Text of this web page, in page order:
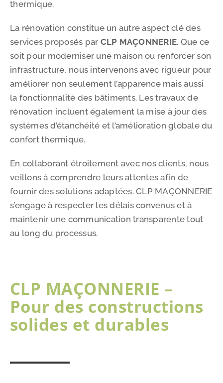
thermique.
La rénovation constitue un autre aspect clé des
services proposés par CLP MAÇONNERIE. Que ce
soit pour moderniser une maison ou renforcer son
infrastructure, nous intervenons avec rigueur pour
améliorer non seulement l’apparence mais aussi
la fonctionnalité des bâtiments. Les travaux de
rénovation incluent également la mise à jour des
systèmes d’étanchéité et l’amélioration globale du
confort thermique.
En collaborant étroitement avec nos clients, nous
veillons à comprendre leurs attentes afin de
fournir des solutions adaptées. CLP MAÇONNERIE
s’engage à respecter les délais convenus et à
maintenir une communication transparente tout
au long du processus.
CLP MAÇONNERIE –
Pour des constructions
solides et durables